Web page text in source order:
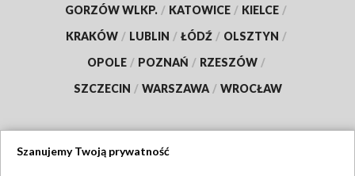
GORZÓW WLKP. / KATOWICE / KIELCE /
KRAKÓW / LUBLIN / ŁÓDŹ / OLSZTYN /
OPOLE / POZNAŃ / RZESZÓW /
SZCZECIN / WARSZAWA / WROCŁAW
Szanujemy Twoją prywatność